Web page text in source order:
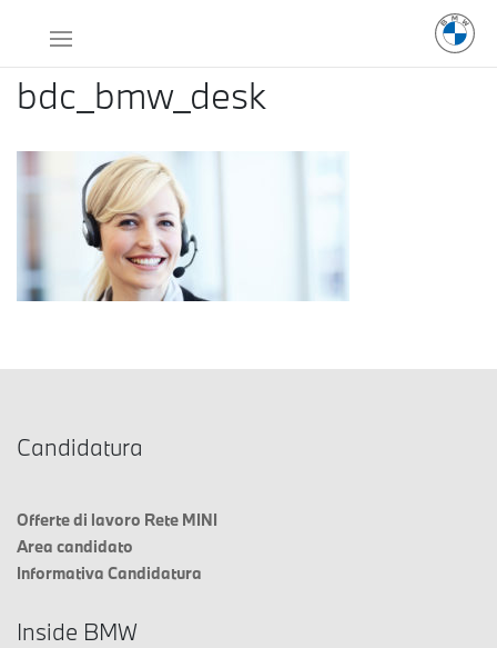
bdc_bmw_desk
Candidatura
Offerte di lavoro Rete MINI
Area candidato
Informativa Candidatura
Inside BMW